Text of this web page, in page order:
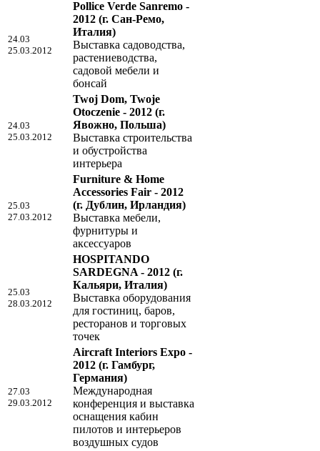
24.03
25.03.2012
Pollice Verde Sanremo -
2012 (г. Сан-Ремо,
Италия)
Выставка садоводства,
растениеводства,
садовой мебели и
бонсай
24.03
25.03.2012
Twoj Dom, Twoje
Otoczenie - 2012 (г.
Явожно, Польша)
Выставка строительства
и обустройства
интерьера
25.03
27.03.2012
Furniture & Home
Accessories Fair - 2012
(г. Дублин, Ирландия)
Выставка мебели,
фурнитуры и
аксессуаров
25.03
28.03.2012
HOSPITANDO
SARDEGNA - 2012 (г.
Кальяри, Италия)
Выставка оборудования
для гостиниц, баров,
ресторанов и торговых
точек
27.03
29.03.2012
Aircraft Interiors Expo -
2012 (г. Гамбург,
Германия)
Международная
конференция и выставка
оснащения кабин
пилотов и интерьеров
воздушных судов